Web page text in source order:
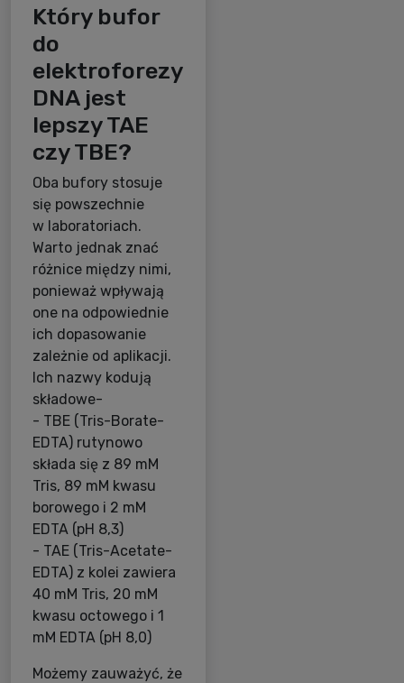
Który bufor
do
elektroforezy
DNA jest
lepszy TAE
czy TBE?
Oba bufory stosuje
się powszechnie
w laboratoriach.
Warto jednak znać
różnice między nimi,
ponieważ wpływają
one na odpowiednie
ich dopasowanie
zależnie od aplikacji.
Ich nazwy kodują
składowe-
- TBE (Tris-Borate-
EDTA) rutynowo
składa się z 89 mM
Tris, 89 mM kwasu
borowego i 2 mM
EDTA (pH 8,3)
- TAE (Tris-Acetate-
EDTA) z kolei zawiera
40 mM Tris, 20 mM
kwasu octowego i 1
mM EDTA (pH 8,0)
Możemy zauważyć, że